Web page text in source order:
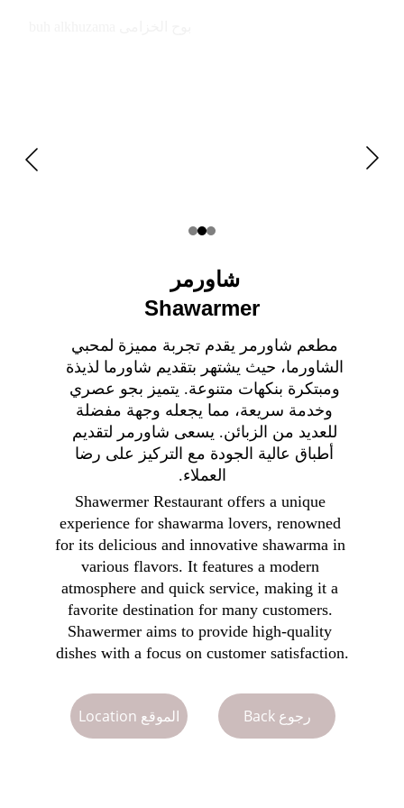
Back رجوع
مطعم شاورمر يقدم تجربة مميزة لمحبي
الشاورما، حيث يشتهر بتقديم شاورما لذيذة
ومبتكرة بنكهات متنوعة. يتميز بجو عصري
وخدمة سريعة، مما يجعله وجهة مفضلة
للعديد من الزبائن. يسعى شاورمر لتقديم
أطباق عالية الجودة مع التركيز على رضا
العملاء.
Shawermer Restaurant offers a unique
experience for shawarma lovers, renowned
for its delicious and innovative shawarma in
various flavors. It features a modern
atmosphere and quick service, making it a
favorite destination for many customers.
Shawermer aims to provide high-quality
dishes with a focus on customer satisfaction.
Location الموقع
شاورمر
Shawarmer